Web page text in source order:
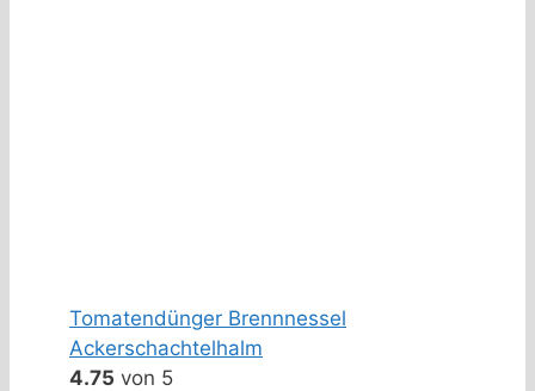
Tomatendünger Brennnessel
Ackerschachtelhalm
4.75 von 5